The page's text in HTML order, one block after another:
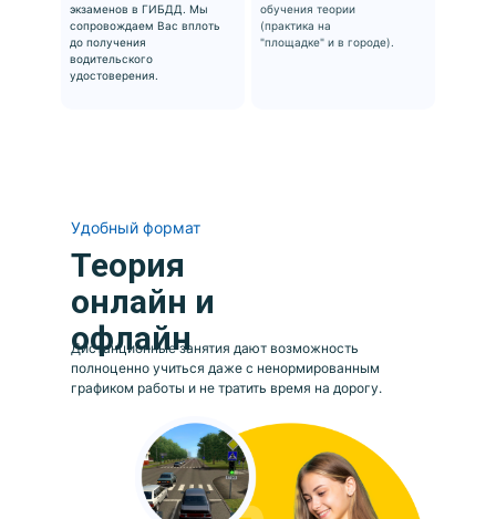
экзаменов в ГИБДД. Мы
сопровождаем Вас вплоть
до получения
водительского
удостоверения.
обучения теории
(практика на
"площадке" и в городе).
Теория
онлайн и
офлайн
Дистанционные занятия дают возможность
полноценно учиться даже с ненормированным
графиком работы и не тратить время на дорогу.
Удобный формат